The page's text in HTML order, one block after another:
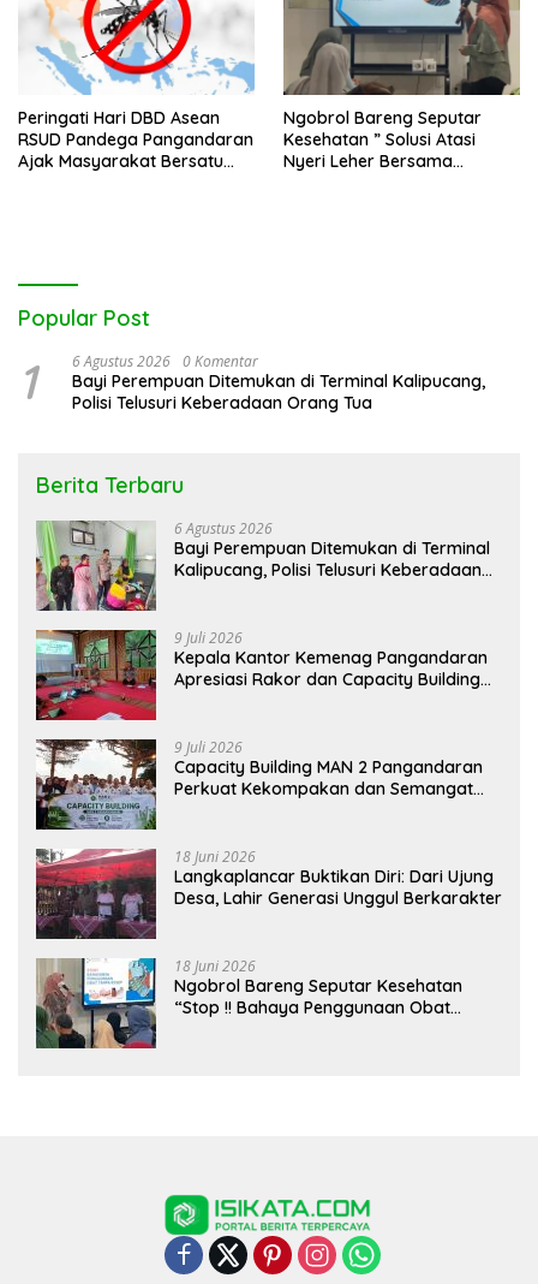
Peringati Hari DBD Asean
RSUD Pandega Pangandaran
Ajak Masyarakat Bersatu
Ngobrol Bareng Seputar
Kesehatan ” Solusi Atasi
Nyeri Leher Bersama
Popular Post
1 6 Agustus 2026 0 Komentar
Bayi Perempuan Ditemukan di Terminal Kalipucang,
Polisi Telusuri Keberadaan Orang Tua
Berita Terbaru
6 Agustus 2026
Bayi Perempuan Ditemukan di Terminal
Kalipucang, Polisi Telusuri Keberadaan
9 Juli 2026
Kepala Kantor Kemenag Pangandaran
Apresiasi Rakor dan Capacity Building
9 Juli 2026
Capacity Building MAN 2 Pangandaran
Perkuat Kekompakan dan Semangat
18 Juni 2026
Langkaplancar Buktikan Diri: Dari Ujung
Desa, Lahir Generasi Unggul Berkarakter
18 Juni 2026
Ngobrol Bareng Seputar Kesehatan
“Stop !! Bahaya Penggunaan Obat